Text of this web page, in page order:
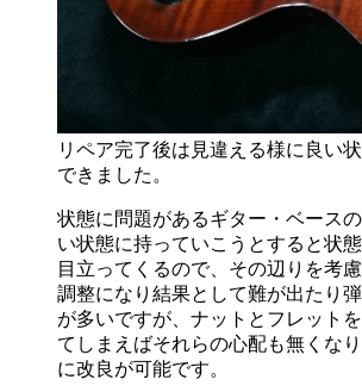
リペア完了後は見違える様に良い
できました。
状態に問題があるギター・ベース
い状態に持っていこうとすると状
目立ってくるので、その辺りを考
調整になり結果として難が出たり
が多いですが、ナットとフレット
てしまえばそれらの心配も無くな
に改良が可能です。